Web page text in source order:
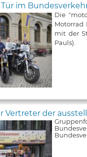
im
Die
Motorrad
mit der
Pauls).
Vertreter der